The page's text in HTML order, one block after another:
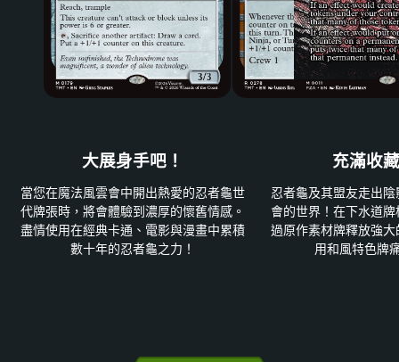
大展身手吧！
當您在魔法風雲會中開出熱愛的忍者龜世
代牌張時，將會體驗到濃厚的懷舊情感。
盡情使用在經典卡通、電影與漫畫中累積
數十年的忍者龜之力！
充滿收
忍者龜及其盟友走出
會的世界！在下水道
過原作素材牌釋放強
用和風特色牌